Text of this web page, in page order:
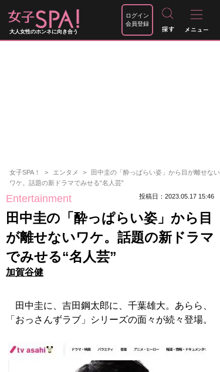
大人女性のホンネに向き合う
ログイン
会員登録
女子SPA！ エンタメ
田中圭の「酔っぱらい姿」から目が離せない
ワケ。話題の新ドラマでみせる“名人芸”
Entertainment 投稿日：2023.05.17 15:46
田中圭の「酔っぱらい姿」から目
が離せないワケ。話題の新ドラマ
でみせる“名人芸”
加賀谷健
田中圭に、吉田鋼太郎に、千葉雄大。あらら、
「おっさんずラブ」シリーズの面々が続々登場。